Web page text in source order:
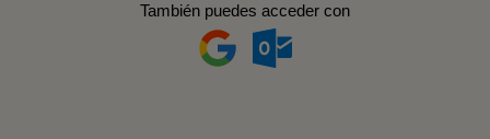
También puedes acceder con